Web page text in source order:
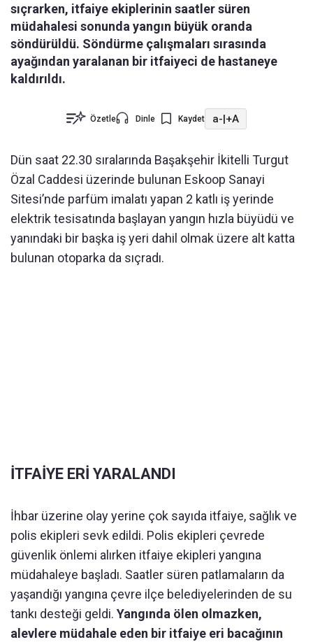
sıçrarken, itfaiye ekiplerinin saatler süren
müdahalesi sonunda yangın büyük oranda
söndürüldü. Söndürme çalışmaları sırasında
ayağından yaralanan bir itfaiyeci de hastaneye
kaldırıldı.
Özetle Dinle Kaydet a-|+A
Dün saat 22.30 sıralarında Başakşehir İkitelli Turgut
Özal Caddesi üzerinde bulunan Eskoop Sanayi
Sitesi’nde parfüm imalatı yapan 2 katlı iş yerinde
elektrik tesisatında başlayan yangın hızla büyüdü ve
yanındaki bir başka iş yeri dahil olmak üzere alt katta
bulunan otoparka da sıçradı.
İTFAİYE ERİ YARALANDI
İhbar üzerine olay yerine çok sayıda itfaiye, sağlık ve
polis ekipleri sevk edildi. Polis ekipleri çevrede
güvenlik önlemi alırken itfaiye ekipleri yangına
müdahaleye başladı. Saatler süren patlamaların da
yaşandığı yangına çevre ilçe belediyelerinden de su
tankı desteği geldi. Yangında ölen olmazken,
alevlere müdahale eden bir itfaiye eri bacağının